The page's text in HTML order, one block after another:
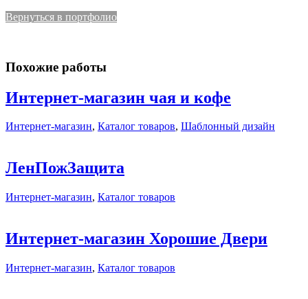
Вернуться в портфолио
Похожие работы
Интернет-магазин чая и кофе
Интернет-магазин, Каталог товаров, Шаблонный дизайн
ЛенПожЗащита
Интернет-магазин, Каталог товаров
Интернет-магазин Хорошие Двери
Интернет-магазин, Каталог товаров